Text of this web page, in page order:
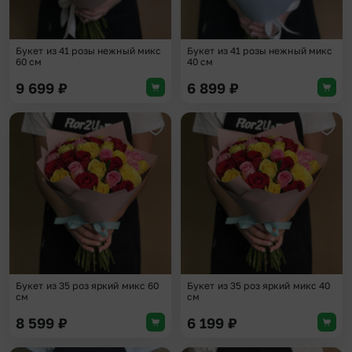
Букет из 41 розы нежный микс
60 см
9 699 ₽
Букет из 41 розы нежный микс
40 см
6 899 ₽
Добавить в избранное
Букет из 35 роз яркий микс 60
см
8 599 ₽
Букет из 35 роз яркий микс 40
см
6 199 ₽